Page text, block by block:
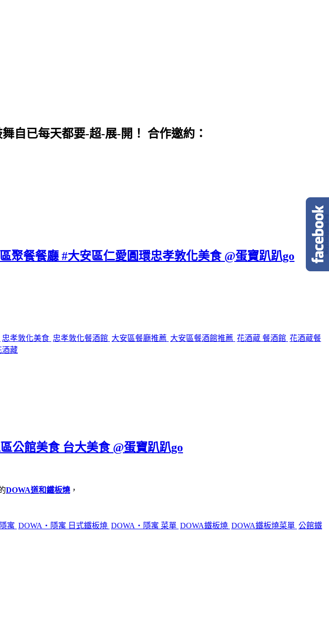
自已每天都要-超-展-開！ 合作邀約：
聚餐餐廳 #大安區仁愛圓環忠孝敦化美食 @蛋寶趴趴go
忠孝敦化美食 忠孝敦化餐酒館 大安區餐廳推薦 大安區餐酒館推薦 花酒蔵 餐酒館 花酒蔵餐
酒藏
公館美食 台大美食 @蛋寶趴趴go
DOWA道和鐵板燒 ，
寓 DOWA・隱寓 日式鐵板燒 DOWA・隱寓 菜單 DOWA鐵板燒 DOWA鐵板燒菜單 公館鐵